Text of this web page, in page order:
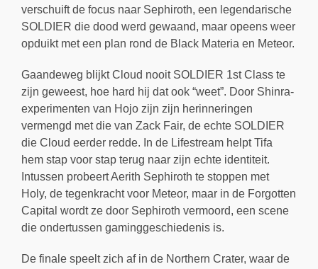
verschuift de focus naar Sephiroth, een legendarische
SOLDIER die dood werd gewaand, maar opeens weer
opduikt met een plan rond de Black Materia en Meteor.
Gaandeweg blijkt Cloud nooit SOLDIER 1st Class te
zijn geweest, hoe hard hij dat ook “weet”. Door Shinra-
experimenten van Hojo zijn zijn herinneringen
vermengd met die van Zack Fair, de echte SOLDIER
die Cloud eerder redde. In de Lifestream helpt Tifa
hem stap voor stap terug naar zijn echte identiteit.
Intussen probeert Aerith Sephiroth te stoppen met
Holy, de tegenkracht voor Meteor, maar in de Forgotten
Capital wordt ze door Sephiroth vermoord, een scene
die ondertussen gaminggeschiedenis is.
De finale speelt zich af in de Northern Crater, waar de